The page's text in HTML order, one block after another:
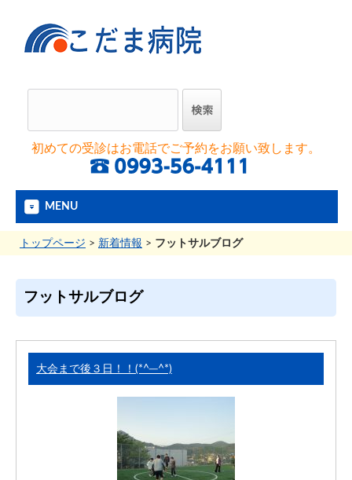
初めての受診はお電話でご予約をお願い致します。
MENU
トップページ > 新着情報 > フットサルブログ
フットサルブログ
大会まで後３日！！(*^─^*)